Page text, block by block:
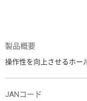
製品概要
操作性を向上させるホー
JANコード